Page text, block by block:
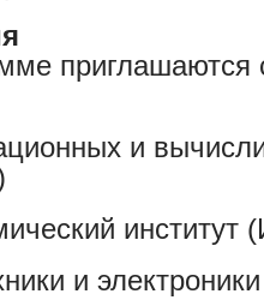
приглашаются
и
институт
и